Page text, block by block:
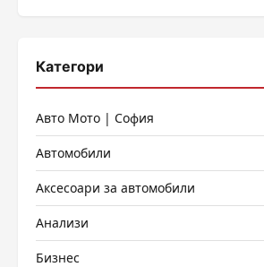
Категори
Авто Мото | София
Автомобили
Аксесоари за автомобили
Анализи
Бизнес